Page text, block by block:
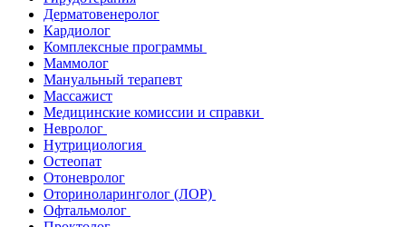
Дерматовенеролог
Кардиолог
Комплексные программы
Маммолог
Мануальный терапевт
Массажист
Медицинские комиссии и справки
Невролог
Нутрициология
Остеопат
Отоневролог
Оториноларинголог (ЛОР)
Офтальмолог